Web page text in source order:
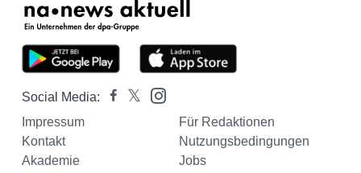
Social Media:
Impressum
Für Redaktionen
Kontakt
Nutzungsbedingungen
Akademie
Jobs